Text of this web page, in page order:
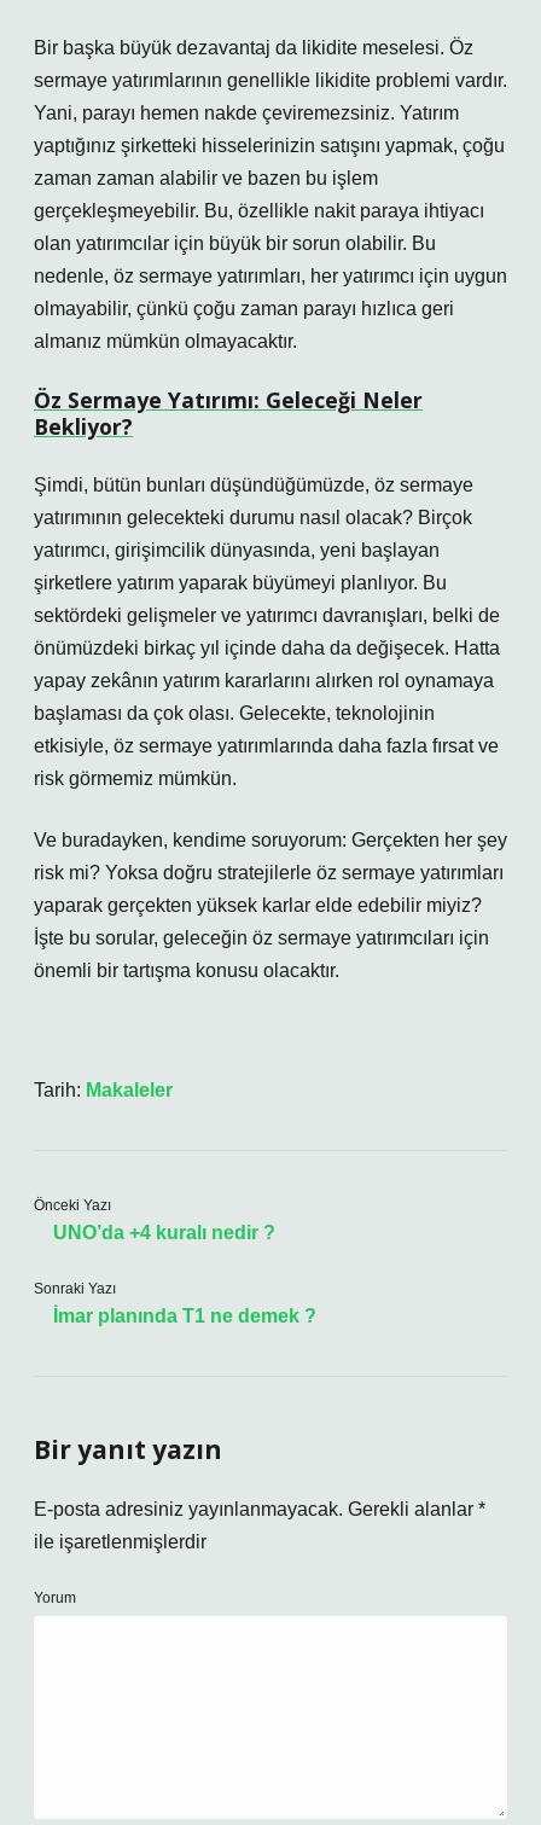
Bir başka büyük dezavantaj da likidite meselesi. Öz
sermaye yatırımlarının genellikle likidite problemi vardır.
Yani, parayı hemen nakde çeviremezsiniz. Yatırım
yaptığınız şirketteki hisselerinizin satışını yapmak, çoğu
zaman zaman alabilir ve bazen bu işlem
gerçekleşmeyebilir. Bu, özellikle nakit paraya ihtiyacı
olan yatırımcılar için büyük bir sorun olabilir. Bu
nedenle, öz sermaye yatırımları, her yatırımcı için uygun
olmayabilir, çünkü çoğu zaman parayı hızlıca geri
almanız mümkün olmayacaktır.
Öz Sermaye Yatırımı: Geleceği Neler
Bekliyor?
Şimdi, bütün bunları düşündüğümüzde, öz sermaye
yatırımının gelecekteki durumu nasıl olacak? Birçok
yatırımcı, girişimcilik dünyasında, yeni başlayan
şirketlere yatırım yaparak büyümeyi planlıyor. Bu
sektördeki gelişmeler ve yatırımcı davranışları, belki de
önümüzdeki birkaç yıl içinde daha da değişecek. Hatta
yapay zekânın yatırım kararlarını alırken rol oynamaya
başlaması da çok olası. Gelecekte, teknolojinin
etkisiyle, öz sermaye yatırımlarında daha fazla fırsat ve
risk görmemiz mümkün.
Ve buradayken, kendime soruyorum: Gerçekten her şey
risk mi? Yoksa doğru stratejilerle öz sermaye yatırımları
yaparak gerçekten yüksek karlar elde edebilir miyiz?
İşte bu sorular, geleceğin öz sermaye yatırımcıları için
önemli bir tartışma konusu olacaktır.
Tarih: Makaleler
Önceki Yazı
UNO’da +4 kuralı nedir ?
Sonraki Yazı
İmar planında T1 ne demek ?
Bir yanıt yazın
E-posta adresiniz yayınlanmayacak. Gerekli alanlar *
ile işaretlenmişlerdir
Yorum